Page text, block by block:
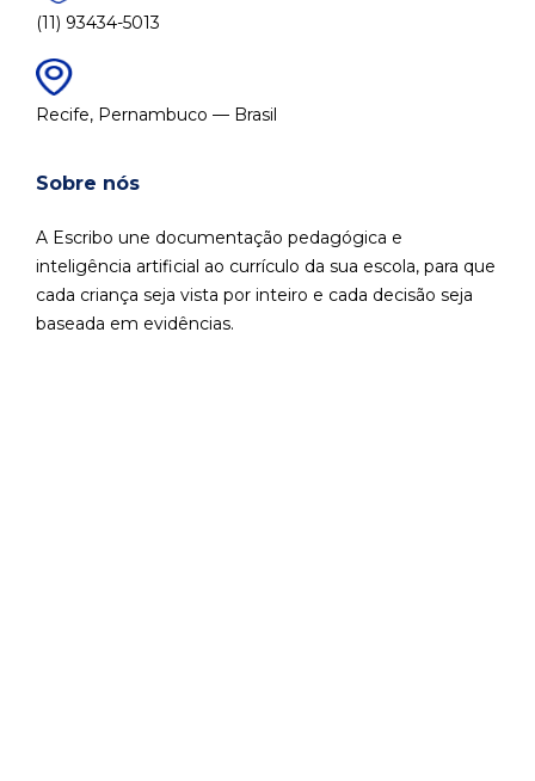
(11) 93434-5013
Recife, Pernambuco — Brasil
Sobre nós
A Escribo une documentação pedagógica e
inteligência artificial ao currículo da sua escola, para que
cada criança seja vista por inteiro e cada decisão seja
baseada em evidências.